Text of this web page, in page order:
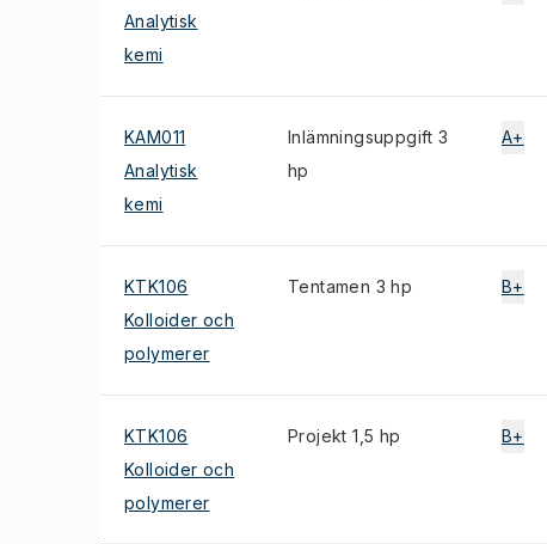
Analytisk
kemi
KAM011
Analytisk
kemi
Inlämningsuppgift 3
hp
A+
KTK106
Kolloider och
polymerer
Tentamen 3 hp B+
KTK106
Kolloider och
polymerer
Projekt 1,5 hp B+